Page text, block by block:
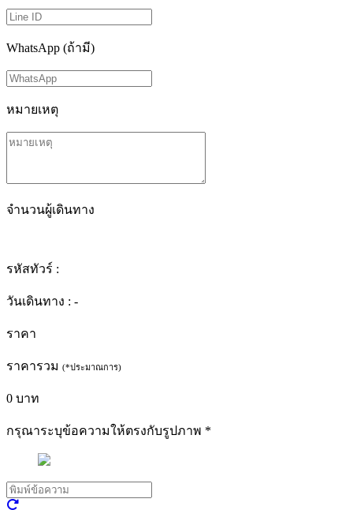
WhatsApp (ถ้ามี)
หมายเหตุ
จำนวนผู้เดินทาง
รหัสทัวร์ :
วันเดินทาง : -
ราคา
ราคารวม (*ประมาณการ)
0 บาท
กรุณาระบุข้อความให้ตรงกับรูปภาพ *